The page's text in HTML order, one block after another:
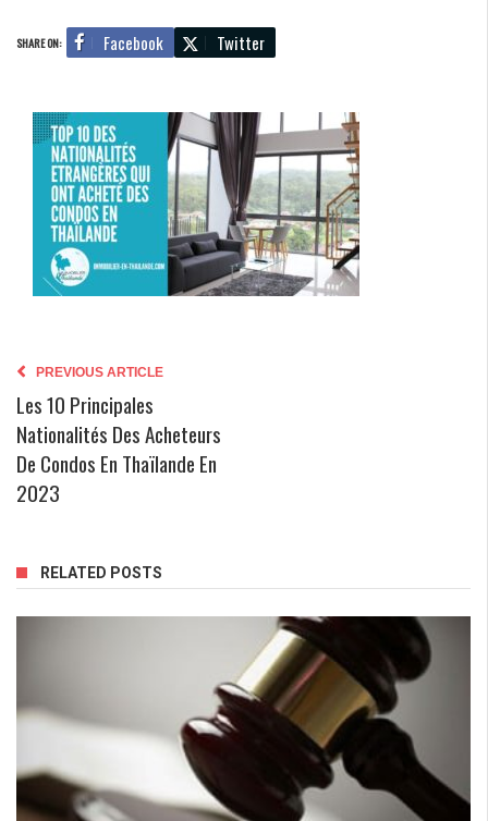
SHARE ON: Facebook Twitter
PREVIOUS ARTICLE
Les 10 Principales
Nationalités Des Acheteurs
De Condos En Thaïlande En
2023
RELATED POSTS